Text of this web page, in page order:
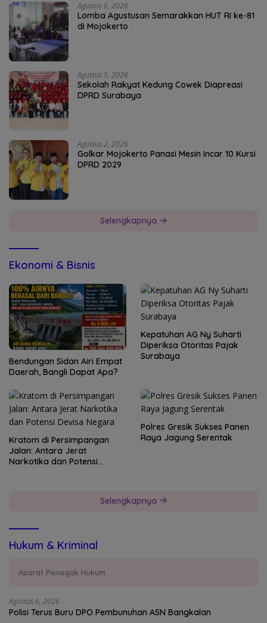
Agustus 6, 2026
Lomba Agustusan Semarakkan HUT RI ke-81
di Mojokerto
Agustus 5, 2026
Sekolah Rakyat Kedung Cowek Diapreasi
DPRD Surabaya
Agustus 2, 2026
Golkar Mojokerto Panasi Mesin Incar 10 Kursi
DPRD 2029
Selengkapnya
Ekonomi & Bisnis
Bendungan Sidan Airi Empat
Daerah, Bangli Dapat Apa?
Kepatuhan AG Ny Suharti
Diperiksa Otoritas Pajak
Surabaya
Kratom di Persimpangan
Jalan: Antara Jerat
Narkotika dan Potensi
Polres Gresik Sukses Panen
Raya Jagung Serentak
Selengkapnya
Hukum & Kriminal
Aparat Penegak Hukum
Agustus 6, 2026
Polisi Terus Buru DPO Pembunuhan ASN Bangkalan